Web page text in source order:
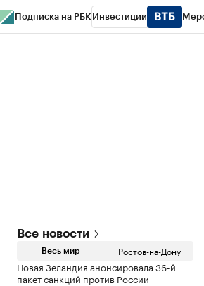
Подписка на РБК Инвестиции
Все новости
Весь мир Ростов-на-Дону
Новая Зеландия анонсировала 36-й
пакет санкций против России